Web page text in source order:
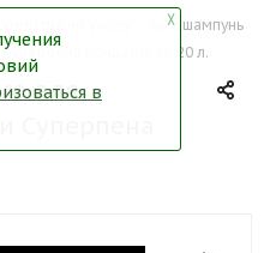
Автошампунь
Концентрат, 20 л.
для
Суперпена
╳
в